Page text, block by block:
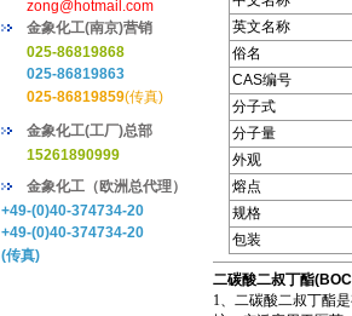
zong@hotmail.com
金象化工(南京)营销
025-86819868
025-86819863
025-86819859(传真)
金象化工(工厂)总部
15261890999
金象化工（欧洲总代理）
+49-(0)40-374734-20
+49-(0)40-374734-20
(传真)
英文名称
俗名
CAS编号
分子式
分子量
外观
熔点
规格
包装
二碳酸二叔丁酯
1、二碳酸二叔丁酯